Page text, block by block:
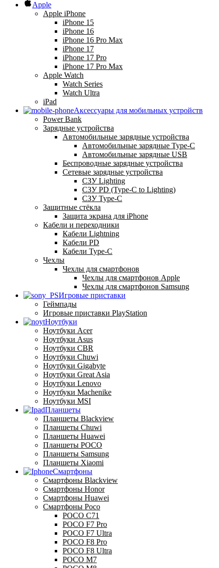
Apple
Apple iPhone
iPhone 15
iPhone 16
iPhone 16 Pro Max
iPhone 17
iPhone 17 Pro
iPhone 17 Pro Max
Apple Watch
Watch Series
Watch Ultra
iPad
Аксессуары для мобильных устройств
Power Bank
Зарядные устройства
Автомобильные зарядные устройства
Автомобильные зарядные Type-C
Автомобильные зарядные USB
Беспроводные зарядные устройства
Сетевые зарядные устройства
СЗУ Lighting
СЗУ PD (Type-C to Lighting)
СЗУ Type-C
Защитные стёкла
Защита экрана для iPhone
Кабели и переходники
Кабели Lightning
Кабели PD
Кабели Type-C
Чехлы
Чехлы для смартфонов
Чехлы для смартфонов Apple
Чехлы для смартфонов Samsung
Игровые приставки
Геймпады
Игровые приставки PlayStation
Ноутбуки
Ноутбуки Acer
Ноутбуки Asus
Ноутбуки CBR
Ноутбуки Chuwi
Ноутбуки Gigabyte
Ноутбуки Great Asia
Ноутбуки Lenovo
Ноутбуки Machenike
Ноутбуки MSI
Планшеты
Планшеты Blackview
Планшеты Chuwi
Планшеты Huawei
Планшеты POCO
Планшеты Samsung
Планшеты Xiaomi
Смартфоны
Смартфоны Blackview
Смартфоны Honor
Смартфоны Huawei
Смартфоны Poco
POCO C71
POCO F7 Pro
POCO F7 Ultra
POCO F8 Pro
POCO F8 Ultra
POCO M7